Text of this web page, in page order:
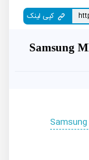
کپی لینک